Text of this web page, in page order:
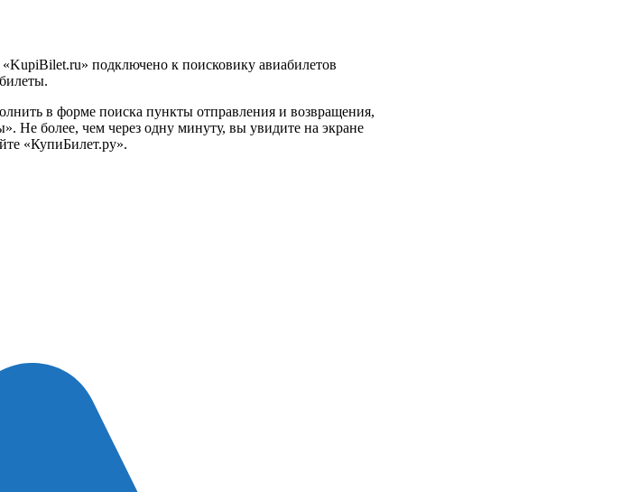
подключено к поисковику авиабилетов
в форме поиска пункты отправления и возвращения,
Не более, чем через одну минуту, вы увидите на экране
«КупиБилет.ру».